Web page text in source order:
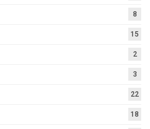
8
15
2
3
22
18